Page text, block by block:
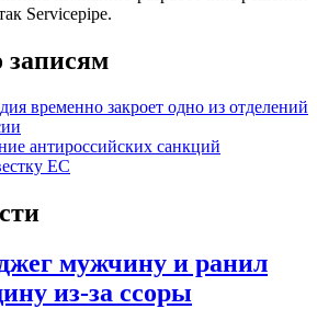
Servicepipe.
записям
временно закроет одно из отделений
антироссийских санкций
ЕС
мужчину и ранил
из-за ссоры